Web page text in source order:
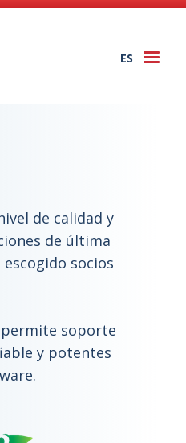
ES
de calidad y
de última
socios
soporte
y potentes